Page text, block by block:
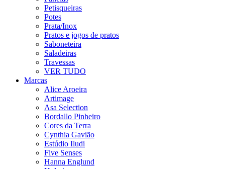
Petisqueiras
Potes
Prata/Inox
Pratos e jogos de pratos
Saboneteira
Saladeiras
Travessas
VER TUDO
Marcas
Alice Aroeira
Artimage
Asa Selection
Bordallo Pinheiro
Cores da Terra
Cynthia Gavião
Estúdio Iludi
Five Senses
Hanna Englund